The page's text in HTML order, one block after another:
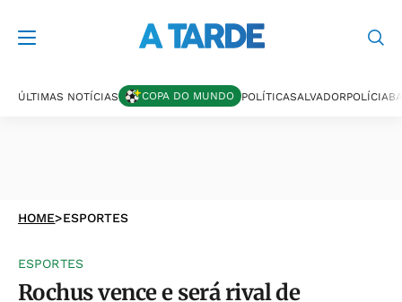
ÚLTIMAS NOTÍCIAS COPA DO MUNDO POLÍTICASALVADORPOLÍCIA
HOME>ESPORTES
ESPORTES
Rochus vence e será rival de